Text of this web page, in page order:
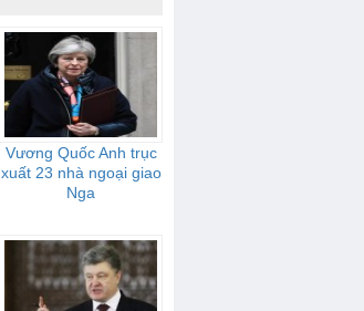
Vương Quốc Anh trục
xuất 23 nhà ngoại giao
Nga